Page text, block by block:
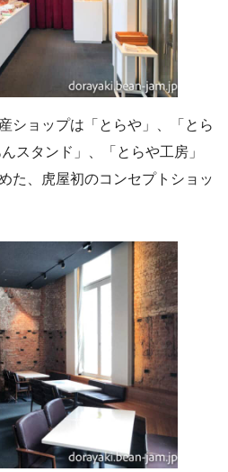
ショップは「とらや」、「とら
スタンド」、「とらや工房」
た、虎屋初のコンセプトショッ